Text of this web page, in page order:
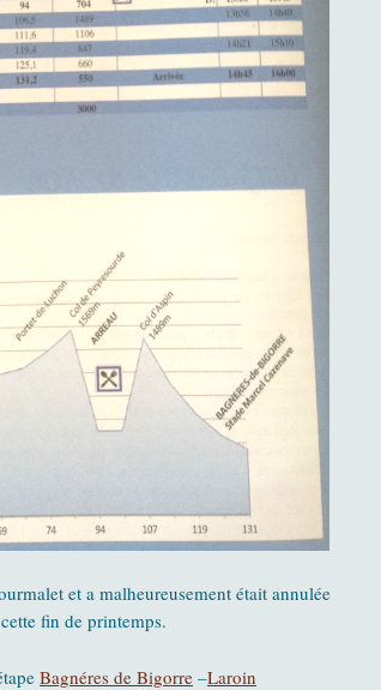
et a malheureusement était annulée
fin de printemps.
Bagnéres de Bigorre –Laroin